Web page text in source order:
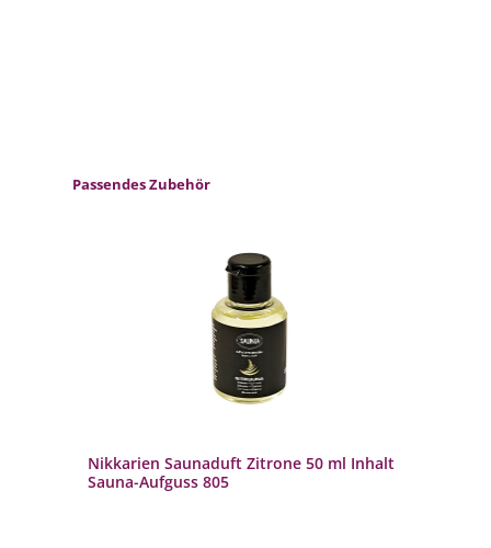
Produktgalerie überspringen
Passendes Zubehör
Nikkarien Saunaduft Zitrone 50 ml Inhalt
Sauna-Aufguss 805